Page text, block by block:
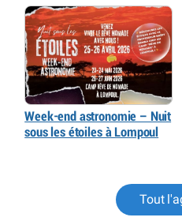
Week-end astronomie – Nuit
sous les étoiles à Lompoul
Tout